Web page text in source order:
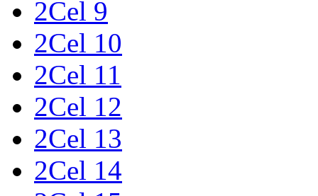
2Cel 9
2Cel 10
2Cel 11
2Cel 12
2Cel 13
2Cel 14